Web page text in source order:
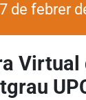
de febrer
Virtual